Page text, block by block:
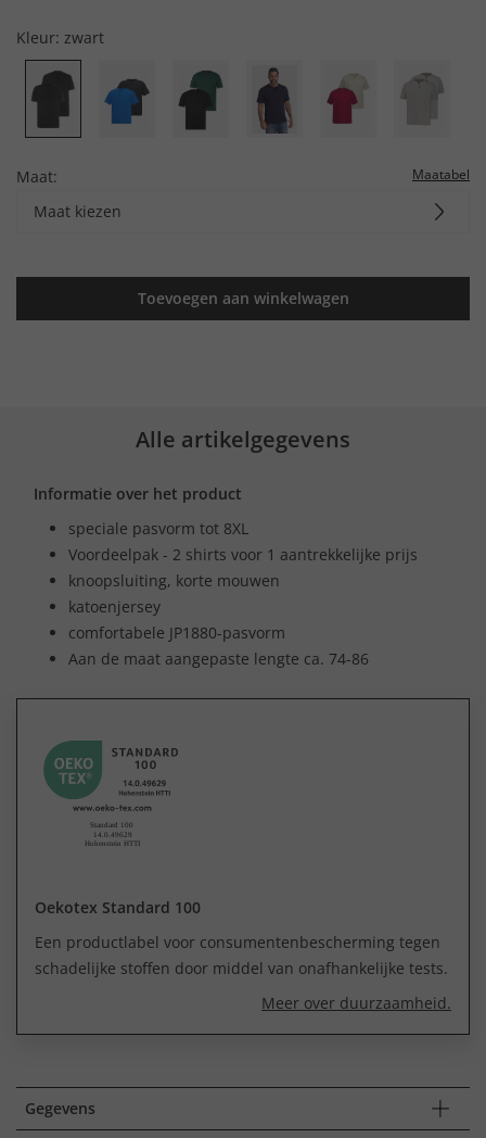
Kleur: zwart
Maat: Maatabel
Maat kiezen
Toevoegen aan winkelwagen
Alle artikelgegevens
Informatie over het product
speciale pasvorm tot 8XL
Voordeelpak - 2 shirts voor 1 aantrekkelijke prijs
knoopsluiting, korte mouwen
katoenjersey
comfortabele JP1880-pasvorm
Aan de maat aangepaste lengte ca. 74-86
Oekotex Standard 100
Een productlabel voor consumentenbescherming tegen
schadelijke stoffen door middel van onafhankelijke tests.
Meer over duurzaamheid.
Gegevens